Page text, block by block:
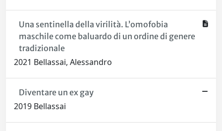
Una sentinella della virilità. L’omofobia
maschile come baluardo di un ordine di genere
tradizionale
2021 Bellassai, Alessandro
Diventare un ex gay
2019 Bellassai